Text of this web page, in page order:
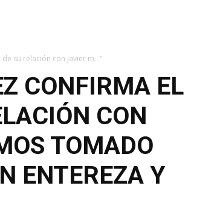
su relación con javier m..."
CONFIRMA EL
CON
TOMADO
ENTEREZA Y